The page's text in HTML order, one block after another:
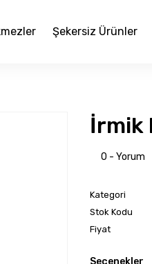
Şekersiz Ürünler
İrmik
0 - Yorum
Kategori
Stok Kodu
Fiyat
Seçenekler